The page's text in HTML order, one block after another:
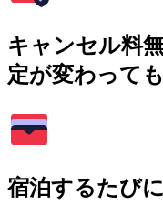
キャンセル料
定が変わって
宿泊するたび